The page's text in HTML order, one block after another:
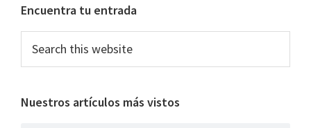
Primary
Sidebar
Encuentra tu entrada
this
website
Nuestros artículos más vistos